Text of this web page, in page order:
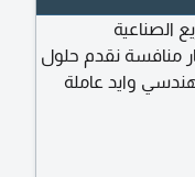
منافسة نقدم حلول
وايد عاملة